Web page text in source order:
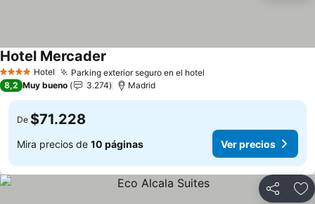
4 EstrellasHotel Parking exterior seguro en el hotel
Hotel Mercader
8,2 Muy bueno 3.274 Madrid
De $71.228
Mira precios de 10 páginas Ver precios
Compartir